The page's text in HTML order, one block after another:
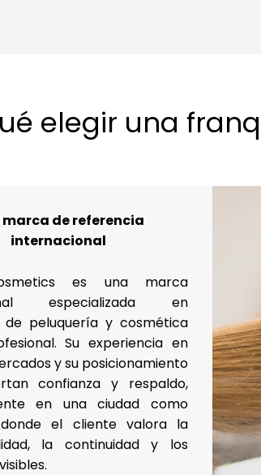
elegir una
marca de referencia
internacional
es una marca
especializada en
de peluquería y cosmética
Su experiencia en
y su posicionamiento
confianza y respaldo,
en una ciudad como
donde el cliente valora la
la continuidad y los